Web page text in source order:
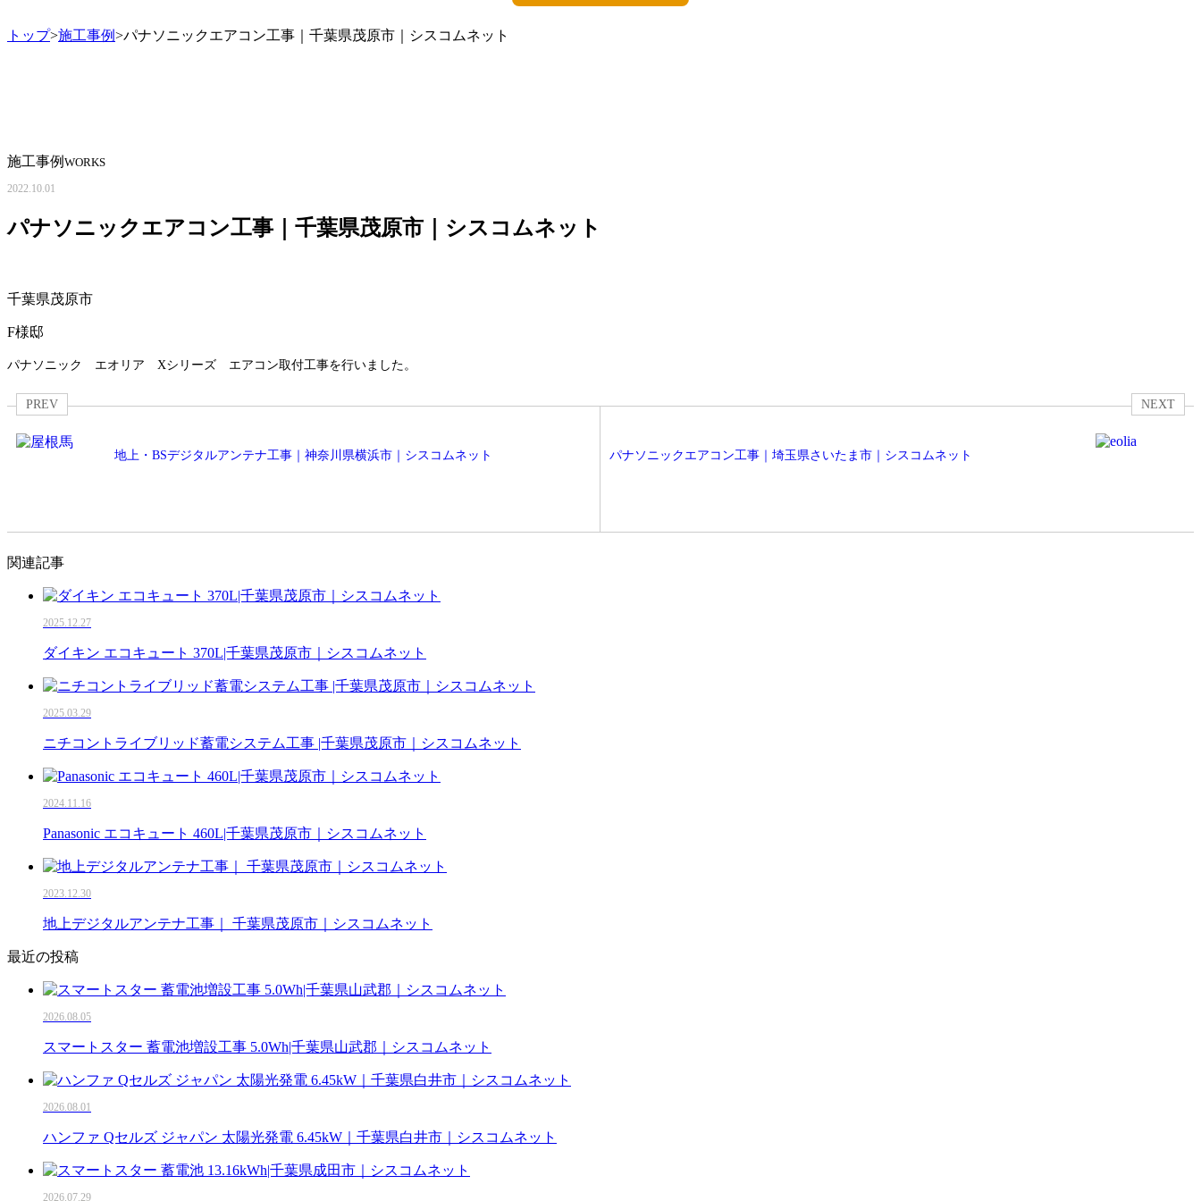
トップ>施工事例>パナソニックエアコン工事｜千葉県茂原市｜シスコムネット
施工事例 WORKS
2022.10.01
パナソニックエアコン工事｜千葉県茂原市｜シスコムネット
千葉県茂原市
F様邸
パナソニック エオリア Xシリーズ エアコン取付工事を行いました。
PREV
地上・BSデジタルアンテナ工事｜神奈川県横浜市｜シスコムネット
NEXT
パナソニックエアコン工事｜埼玉県さいたま市｜シスコムネット
関連記事
2025.12.27
ダイキン エコキュート 370L|千葉県茂原市｜シスコムネット
2025.03.29
ニチコントライブリッド蓄電システム工事 |千葉県茂原市｜シスコムネット
2024.11.16
Panasonic エコキュート 460L|千葉県茂原市｜シスコムネット
2023.12.30
地上デジタルアンテナ工事｜ 千葉県茂原市｜シスコムネット
最近の投稿
2026.08.05
スマートスター 蓄電池増設工事 5.0Wh|千葉県山武郡｜シスコムネット
2026.08.01
ハンファ Qセルズ ジャパン 太陽光発電 6.45kW｜千葉県白井市｜シスコムネット
2026.07.29